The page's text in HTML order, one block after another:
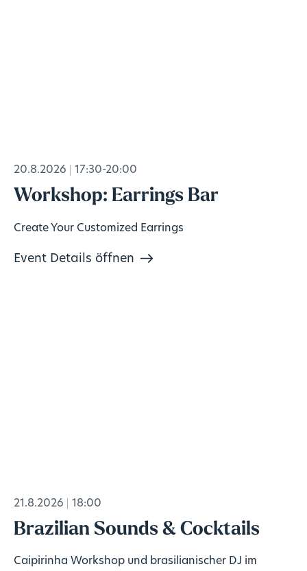
20.8.2026 17:30-20:00
Workshop: Earrings Bar
Create Your Customized Earrings
Event Details öffnen
21.8.2026 18:00
Brazilian Sounds & Cocktails
Caipirinha Workshop und brasilianischer DJ im